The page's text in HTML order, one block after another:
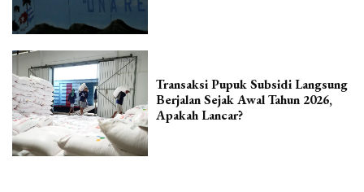
Transaksi Pupuk Subsidi Langsung
Berjalan Sejak Awal Tahun 2026,
Apakah Lancar?